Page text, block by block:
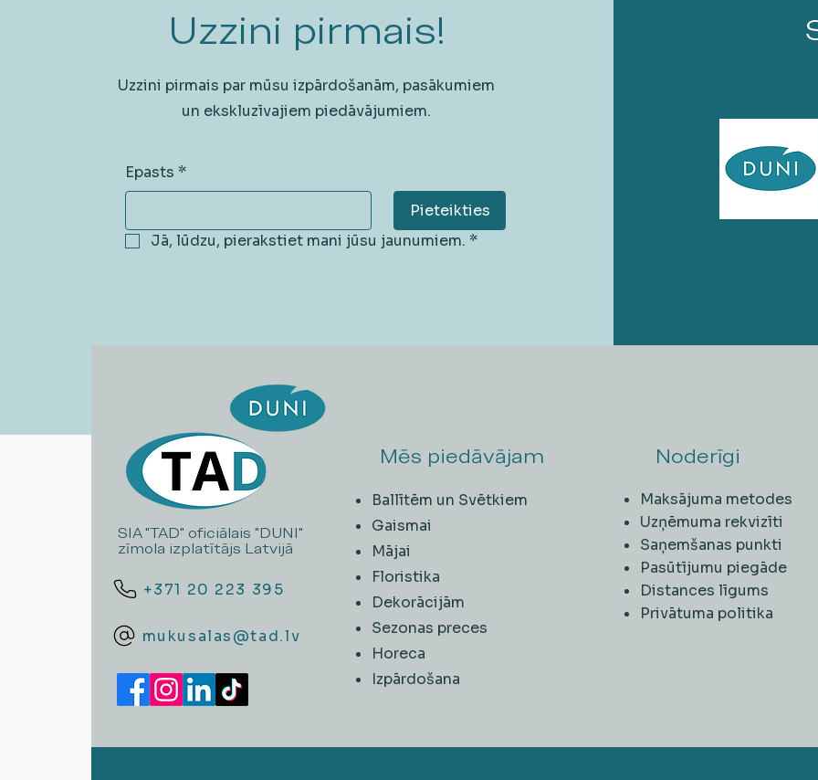
Uzzini pirmais!
Uzzini pirmais par mūsu izpārdošanām, pasākumiem
un ekskluzīvajiem piedāvājumiem.
Epasts *
Pieteikties
Jā, lūdzu, pierakstiet mani jūsu jaunumiem. *
SIA "TAD" oficiālais "DUNI"
zīmola izplatītājs Latvijā
+371 20 223 395
mukusalas@tad.lv
Mēs piedāvājam
Ballītēm un Svētkiem
Gaismai
Mājai
Floristika
Dekorācijām
Sezonas preces
Horeca
​Izpārdošana
Noderīgi
Maksājuma metodes
Uzņēmuma rekvizīti
Saņemšanas punkti
Pasūtījumu piegāde
Distances līgums
Privātuma politika